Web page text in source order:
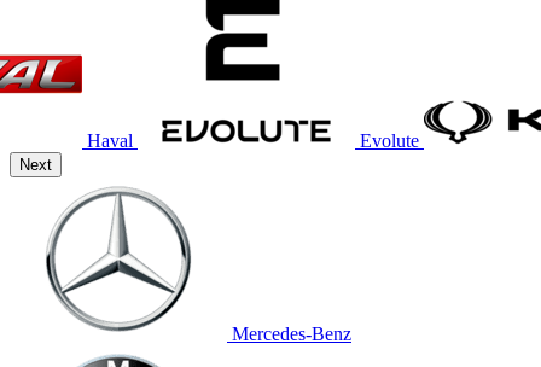
Haval Evolute
Next
Mercedes-Benz